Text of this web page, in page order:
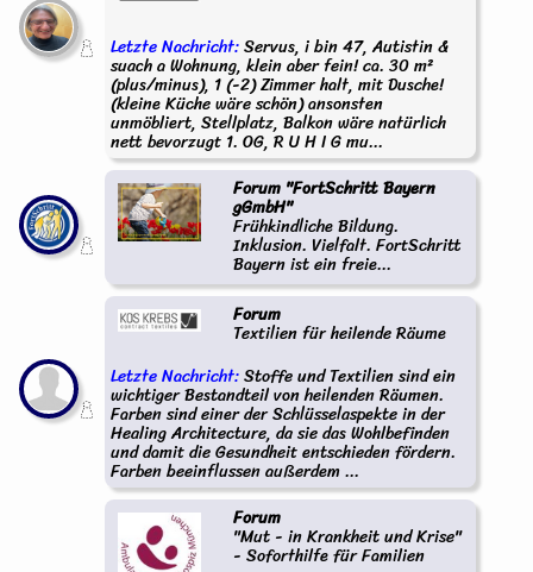
Letzte Nachricht:Servus, i bin 47, Autistin &
suach a Wohnung, klein aber fein! ca. 30 m²
(plus/minus), 1 (-2) Zimmer halt, mit Dusche!
(kleine Küche wäre schön) ansonsten
unmöbliert, Stellplatz, Balkon wäre natürlich
nett bevorzugt 1. OG, R U H I G mu...
Forum "FortSchritt Bayern
gGmbH"
Frühkindliche Bildung.
Inklusion. Vielfalt. FortSchritt
Bayern ist ein freie...
Forum
Textilien für heilende Räume
Letzte Nachricht:Stoffe und Textilien sind ein
wichtiger Bestandteil von heilenden Räumen.
Farben sind einer der Schlüsselaspekte in der
Healing Architecture, da sie das Wohlbefinden
und damit die Gesundheit entschieden fördern.
Farben beeinflussen außerdem ...
Forum
"Mut - in Krankheit und Krise"
- Soforthilfe für Familien